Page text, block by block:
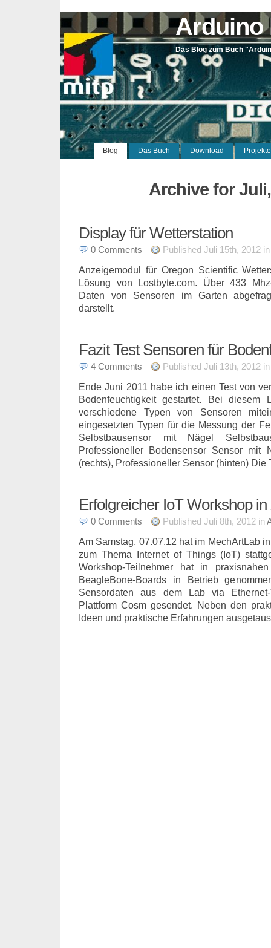
Arduino
Das Blog zum Buch
Blog Das Buch Download Projekte
Archive for
Display für Wetterstation
0 Comments Published Juli 15th, 2012 in
Anzeigemodul für Oregon Scientific
Lösung von Lostbyte.com. Über 433
Daten von Sensoren im Garten
darstellt.
Fazit Test Sensoren für
4 Comments Published Juli 13th, 2012 in
Ende Juni 2011 habe ich einen Test von
Bodenfeuchtigkeit gestartet. Bei diesem
verschiedene Typen von Sensoren
eingesetzten Typen für die Messung der
Selbstbausensor mit Nägel
Professioneller Bodensensor Sensor mit
(rechts), Professioneller Sensor (hinten)
Erfolgreicher IoT Workshop
0 Comments Published Juli 8th, 2012 in
Am Samstag, 07.07.12 hat im MechArtLab
zum Thema Internet of Things (IoT)
Workshop-Teilnehmer hat in
BeagleBone-Boards in Betrieb
Sensordaten aus dem Lab via
Plattform Cosm gesendet. Neben den
Ideen und praktische Erfahrungen